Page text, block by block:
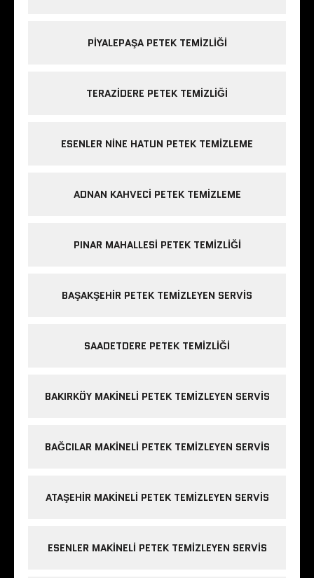
PIYALEPAŞA PETEK TEMIZLIĞI
TERAZIDERE PETEK TEMIZLIĞI
ESENLER NINE HATUN PETEK TEMIZLEME
ADNAN KAHVECI PETEK TEMIZLEME
PINAR MAHALLESI PETEK TEMIZLIĞI
BAŞAKŞEHIR PETEK TEMIZLEYEN SERVIS
SAADETDERE PETEK TEMIZLIĞI
BAKIRKÖY MAKINELI PETEK TEMIZLEYEN SERVIS
BAĞCILAR MAKINELI PETEK TEMIZLEYEN SERVIS
ATAŞEHIR MAKINELI PETEK TEMIZLEYEN SERVIS
ESENLER MAKINELI PETEK TEMIZLEYEN SERVIS